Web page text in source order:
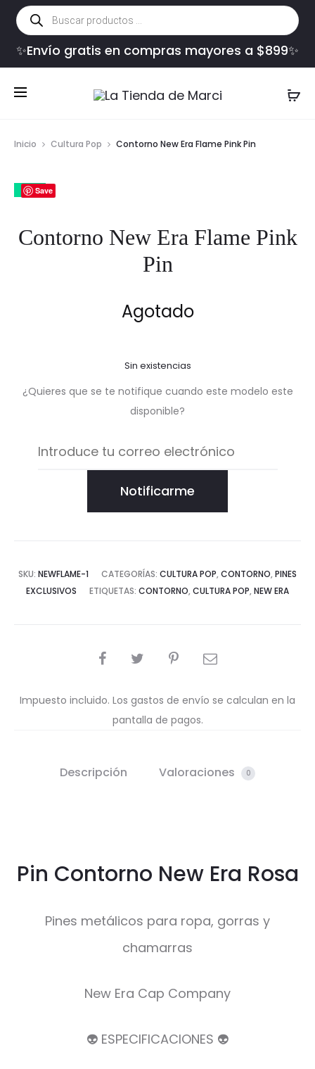
Búsqueda
de
productos
✨Envío gratis en compras mayores a $899✨
Inicio Cultura Pop Contorno New Era Flame Pink Pin
6%Save
Contorno New Era Flame Pink
Pin
Agotado
Sin existencias
¿Quieres que se te notifique cuando este modelo este
disponible?
Notificarme
SKU: NEWFLAME-1 CATEGORÍAS: CULTURA POP, CONTORNO, PINES
EXCLUSIVOS
ETIQUETAS: CONTORNO, CULTURA POP, NEW ERA
COMPARTIR
Impuesto incluido. Los gastos de envío se calculan en la
pantalla de pagos.
Descripción Valoraciones 0
Pin Contorno New Era Rosa
Pines metálicos para ropa, gorras y
chamarras
New Era Cap Company
👽 ESPECIFICACIONES 👽